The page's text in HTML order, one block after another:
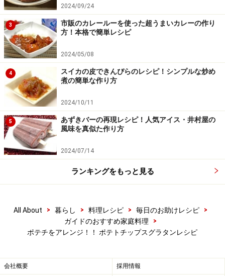
※記事内容は執筆時点のものです。最新の内容をご確認くださ
い。
※衛生面および保存状態に起因して食中毒や体調不良を引き起こ
す場合があります。必ず清潔な状態で、正しい方法で行い、なる
法に注意してください。
【編集部おすすめの購入サイト】
Amazonで人気レシピの書籍をチェック！
楽天市場で人気レシピの書籍をチェック！
2024/09/24
3
市販のカレールーを使った超うまいカレーの作り
方！本格で簡単レシピ
2024/05/08
4
スイカの皮できんぴらのレシピ！シンプルな炒め
煮の簡単な作り方
2024/10/11
5
あずきバーの再現レシピ！人気アイス・井村屋の
風味を真似た作り方
2024/07/14
ランキングをもっと見る
All About > 暮らし > 料理レシピ > 毎日のお助けレシピ
>
ガイドのおすすめ家庭料理
>
ポテチをアレンジ！！ ポテトチップスグラタンレシピ
会社概要 採用情報